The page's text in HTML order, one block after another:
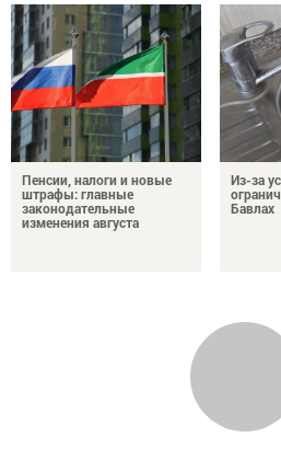
Пенсии, налоги и новые
штрафы: главные
законодательные
изменения августа
Из-за
Бавлах